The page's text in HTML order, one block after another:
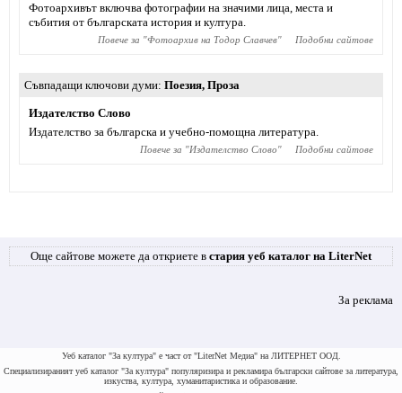
Фотоархивът включва фотографии на значими лица, места и
събития от българската история и култура.
Повече за "Фотоархив на Тодор Славчев" Подобни сайтове
Съвпадащи ключови думи Поезия, Проза
Издателство Слово
Издателство за българска и учебно-помощна литература.
Повече за "Издателство Слово" Подобни сайтове
Още сайтове можете да откриете в стария уеб каталог на LiterNet
За реклама
Уеб каталог "За култура" е част от "LiterNet Медиа" на ЛИТЕРНЕТ ООД.
Специализираният уеб каталог "За култура" популяризира и рекламира български сайтове за литература,
изкуства, култура, хуманитаристика и образование.